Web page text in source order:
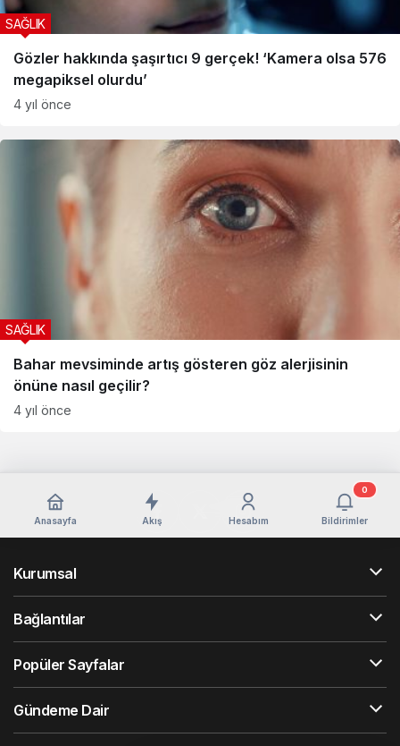
Gözler hakkında şaşırtıcı 9 gerçek! ‘Kamera olsa 576
megapiksel olurdu’
SAĞLIK
4 yıl önce
Bahar mevsiminde artış gösteren göz alerjisinin
önüne nasıl geçilir?
SAĞLIK
4 yıl önce
Anasayfa Akış Hesabım Bildirimler
0
Kurumsal
Bağlantılar
Popüler Sayfalar
Gündeme Dair